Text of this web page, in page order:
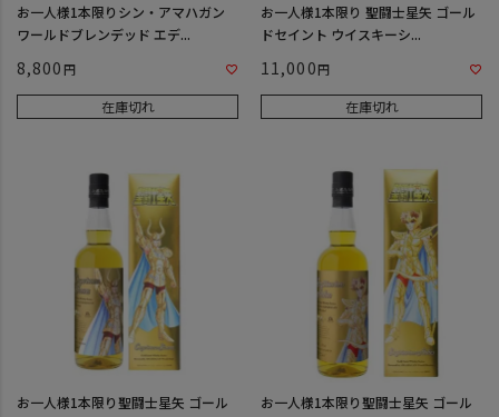
お一人様1本限りシン・アマハガン
ワールドブレンデッド エデ...
8,800
在庫切れ
お一人様1本限り 聖闘士星矢 ゴール
ドセイント ウイスキーシ...
11,000
在庫切れ
お一人様1本限り聖闘士星矢 ゴール
お一人様1本限り聖闘士星矢 ゴール